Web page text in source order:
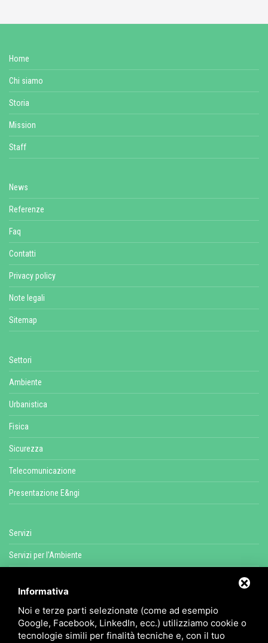
Home
Chi siamo
Storia
Mission
Staff
News
Referenze
Faq
Contatti
Privacy policy
Note legali
Sitemap
Settori
Ambiente
Urbanistica
Fisica
Sicurezza
Telecomunicazione
Presentazione E&ngi
Servizi
Servizi per l'Ambiente
Servizi di Sicurezza e Salute
Informativa
Noi e terze parti selezionate (come ad esempio
Google, Facebook, LinkedIn, ecc.) utilizziamo cookie o
tecnologie simili per finalità tecniche e, con il tuo